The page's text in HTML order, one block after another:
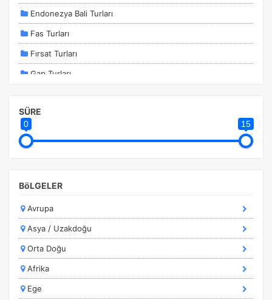
Endonezya Bali Turları
Fas Turları
Fırsat Turları
Gap Turları
İstanbul Turları
Kahire - Hurghada Turları
Kültür Turları
Marmara Bölgesi
Marmaris Turları
Orta Avrupa Turları
Ramazan Bayramı Turları
SÜRE
0 15
BöLGELER
Avrupa
Asya / Uzakdoğu
Orta Doğu
Afrika
Ege